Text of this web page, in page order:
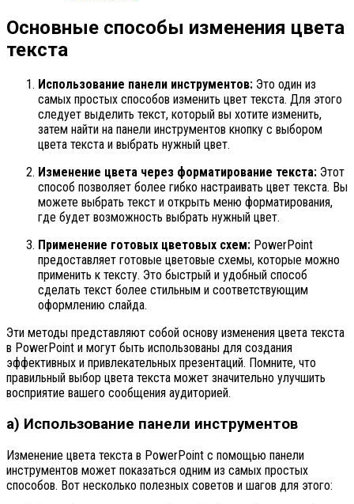
Основные способы изменения цвета
текста
Использование панели инструментов: Это один из
самых простых способов изменить цвет текста. Для этого
следует выделить текст, который вы хотите изменить,
затем найти на панели инструментов кнопку с выбором
цвета текста и выбрать нужный цвет.
Изменение цвета через форматирование текста: Этот
способ позволяет более гибко настраивать цвет текста. Вы
можете выбрать текст и открыть меню форматирования,
где будет возможность выбрать нужный цвет.
Применение готовых цветовых схем: PowerPoint
предоставляет готовые цветовые схемы, которые можно
применить к тексту. Это быстрый и удобный способ
сделать текст более стильным и соответствующим
оформлению слайда.
Эти методы представляют собой основу изменения цвета текста
в PowerPoint и могут быть использованы для создания
эффективных и привлекательных презентаций. Помните, что
правильный выбор цвета текста может значительно улучшить
восприятие вашего сообщения аудиторией.
а) Использование панели инструментов
Изменение цвета текста в PowerPoint с помощью панели
инструментов может показаться одним из самых простых
способов. Вот несколько полезных советов и шагов для этого: